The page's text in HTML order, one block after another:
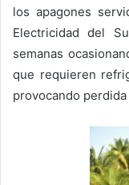
los apagones
Electricidad del
semanas
que requieren
provocando